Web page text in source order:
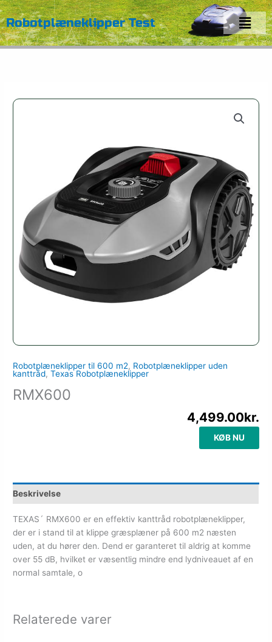
Gå
til
indholdet
Robotplæneklipper Test Menu
Robotplæneklipper til 600 m2, Robotplæneklipper uden
kanttråd,Texas Robotplæneklipper
RMX600
4,499.00kr.
KØB NU
Beskrivelse
TEXAS´ RMX600 er en effektiv kanttråd robotplæneklipper,
der er i stand til at klippe græsplæner på 600 m2 næsten
uden, at du hører den. Dend er garanteret til aldrig at komme
over 55 dB, hvilket er væsentlig mindre end lydniveauet af en
normal samtale, o
Relaterede varer